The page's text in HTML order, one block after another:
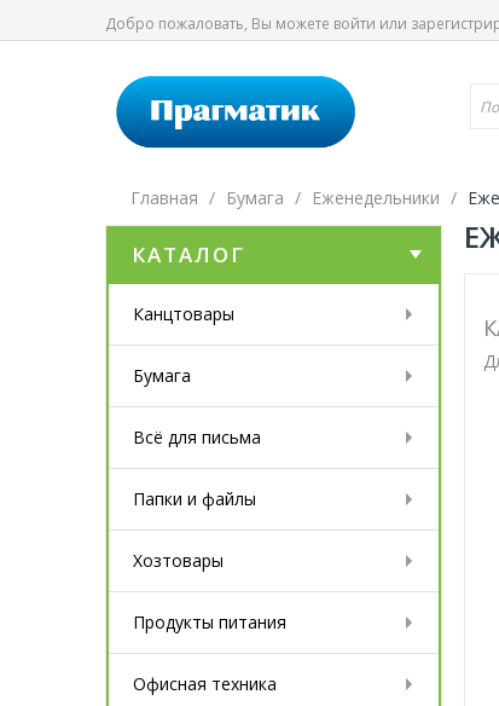
Добро пожаловать, Вы можете войти или
Главная Бумага Еженедельники
КАТАЛОГ
Канцтовары
Бумага
Всё для письма
Папки и файлы
Хозтовары
Продукты питания
Офисная техника